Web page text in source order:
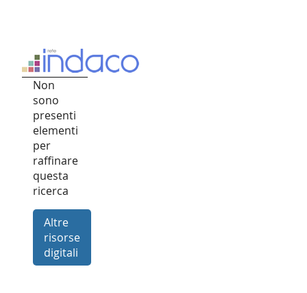
Non
sono
presenti
elementi
per
raffinare
questa
ricerca
Altre
risorse
digitali